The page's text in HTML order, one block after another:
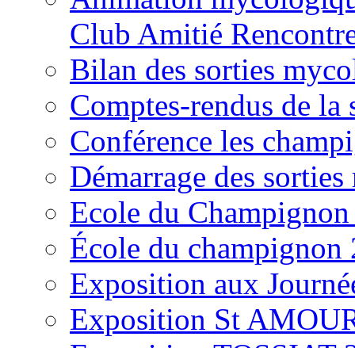
Club Amitié
Bilan des sorties
Comptes-rendus de
Conférence les
Démarrage des
Ecole du
École du champignon
Exposition aux
Exposition St